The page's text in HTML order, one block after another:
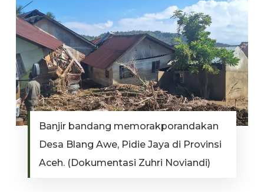
Banjir bandang memorakporandakan
Desa Blang Awe, Pidie Jaya di Provinsi
Aceh. (Dokumentasi Zuhri Noviandi)